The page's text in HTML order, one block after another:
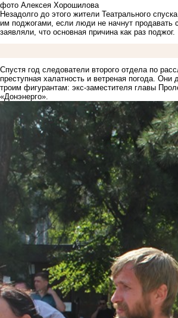
фото Алексея Хорошилова
Незадолго до этого жители Театрального
им поджогами, если люди не начнут
заявляли, что основная причина как раз поджог.
Спустя год следователи второго отдела по
преступная халатность и ветреная погода.
троим фигурантам: экс-заместителя главы
«Донэнерго».